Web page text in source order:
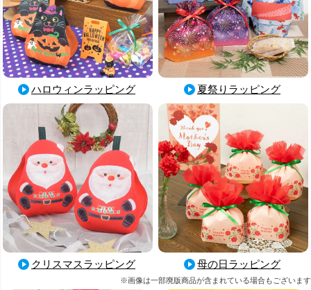
ハロウィンラッピング 夏祭りラッピング
クリスマスラッピング 母の日ラッピング
※画像は一部廃版商品が含まれている場合もございます